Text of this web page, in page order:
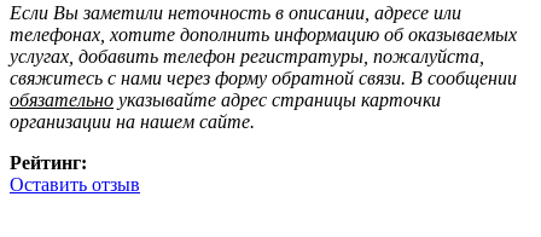
Если Вы заметили неточность в описании, адресе или
телефонах, хотите дополнить информацию об оказываемых
услугах, добавить телефон регистратуры, пожалуйста,
свяжитесь с нами через форму обратной связи. В сообщении
обязательно указывайте адрес страницы карточки
организации на нашем сайте.
Рейтинг:
Оставить отзыв